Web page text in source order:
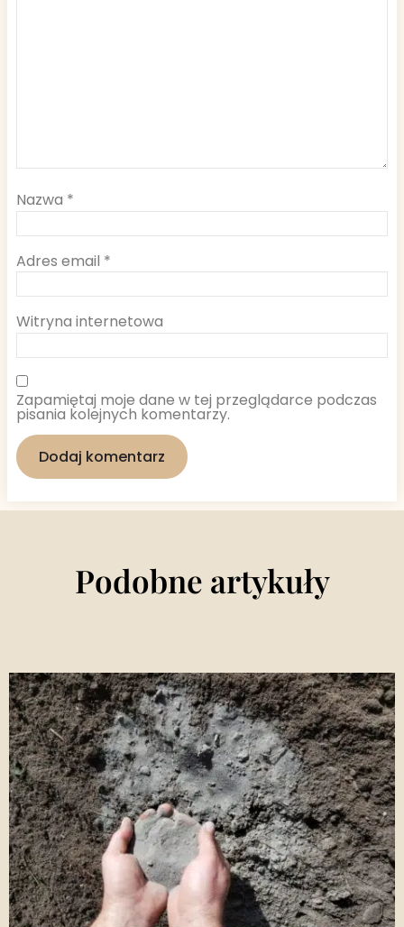
Nazwa *
Adres email *
Witryna internetowa
Zapamiętaj moje dane w tej przeglądarce podczas
pisania kolejnych komentarzy.
Podobne artykuły